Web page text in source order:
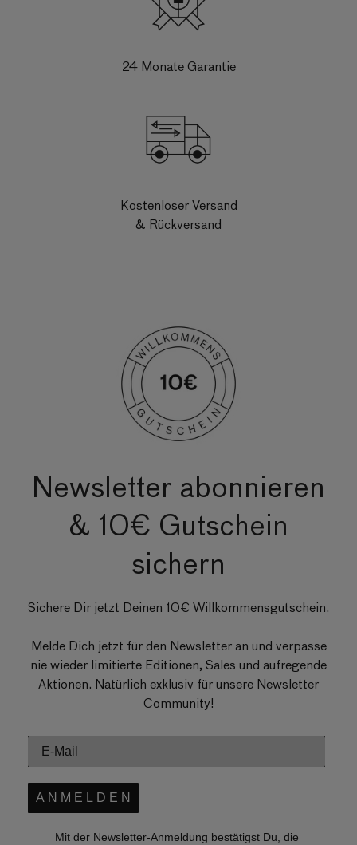
24 Monate Garantie
Kostenloser Versand
& Rückversand
Newsletter abonnieren
& 10€ Gutschein
sichern
Sichere Dir jetzt Deinen 10€ Willkommensgutschein.
Melde Dich jetzt für den Newsletter an und verpasse
nie wieder limitierte Editionen, Sales und aufregende
Aktionen. Natürlich exklusiv für unsere Newsletter
Community!
A N M E L D E N
Mit der Newsletter-Anmeldung bestätigst Du, die